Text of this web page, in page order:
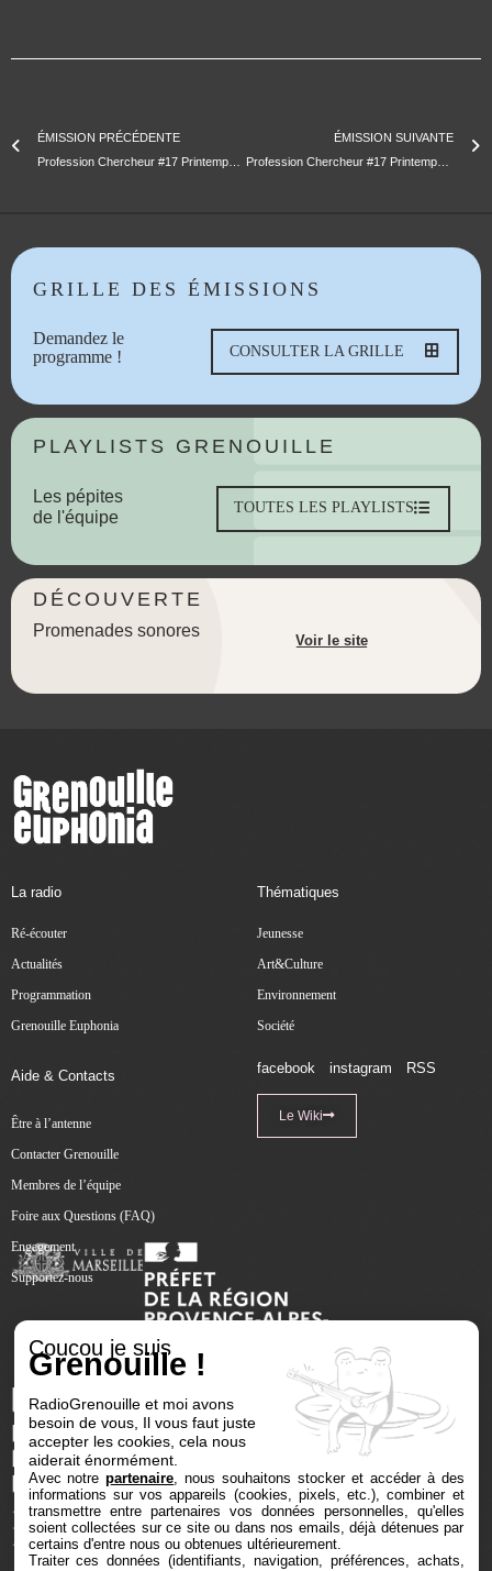
ÉMISSION PRÉCÉDENTE
ÉMISSION SUIVANTE
Profession Chercheur #17 Printemps 2024 – Episodes 5: « Le Vivant »
GRILLE DES ÉMISSIONS
Demandez le
programme !
CONSULTER LA GRILLE
PLAYLISTS GRENOUILLE
Les pépites
de l'équipe
TOUTES LES PLAYLISTS
DÉCOUVERTE
Promenades sonores
Voir le site
La radio
Ré-écouter
Actualités
Programmation
Grenouille Euphonia
Thématiques
Jeunesse
Art&Culture
Environnement
Société
Aide & Contacts
Être à l’antenne
Contacter Grenouille
Membres de l’équipe
Foire aux Questions (FAQ)
Engagement
Supportez-nous
facebook instagram RSS
Le Wiki
Coucou je suis
Grenouille !
RadioGrenouille et moi avons
besoin de vous, Il vous faut juste
accepter les cookies, cela nous
aiderait énormément.
Avec notrepartenaire , nous souhaitons stocker et accéder à des
informations sur vos appareils (cookies, pixels, etc.), combiner et
transmettre entre partenaires vos données personnelles, qu'elles
soient collectées sur ce site ou dans nos emails, déjà détenues par
certains d'entre nous ou obtenues ultérieurement.
Traiter ces données (identifiants, navigation, préférences, achats,